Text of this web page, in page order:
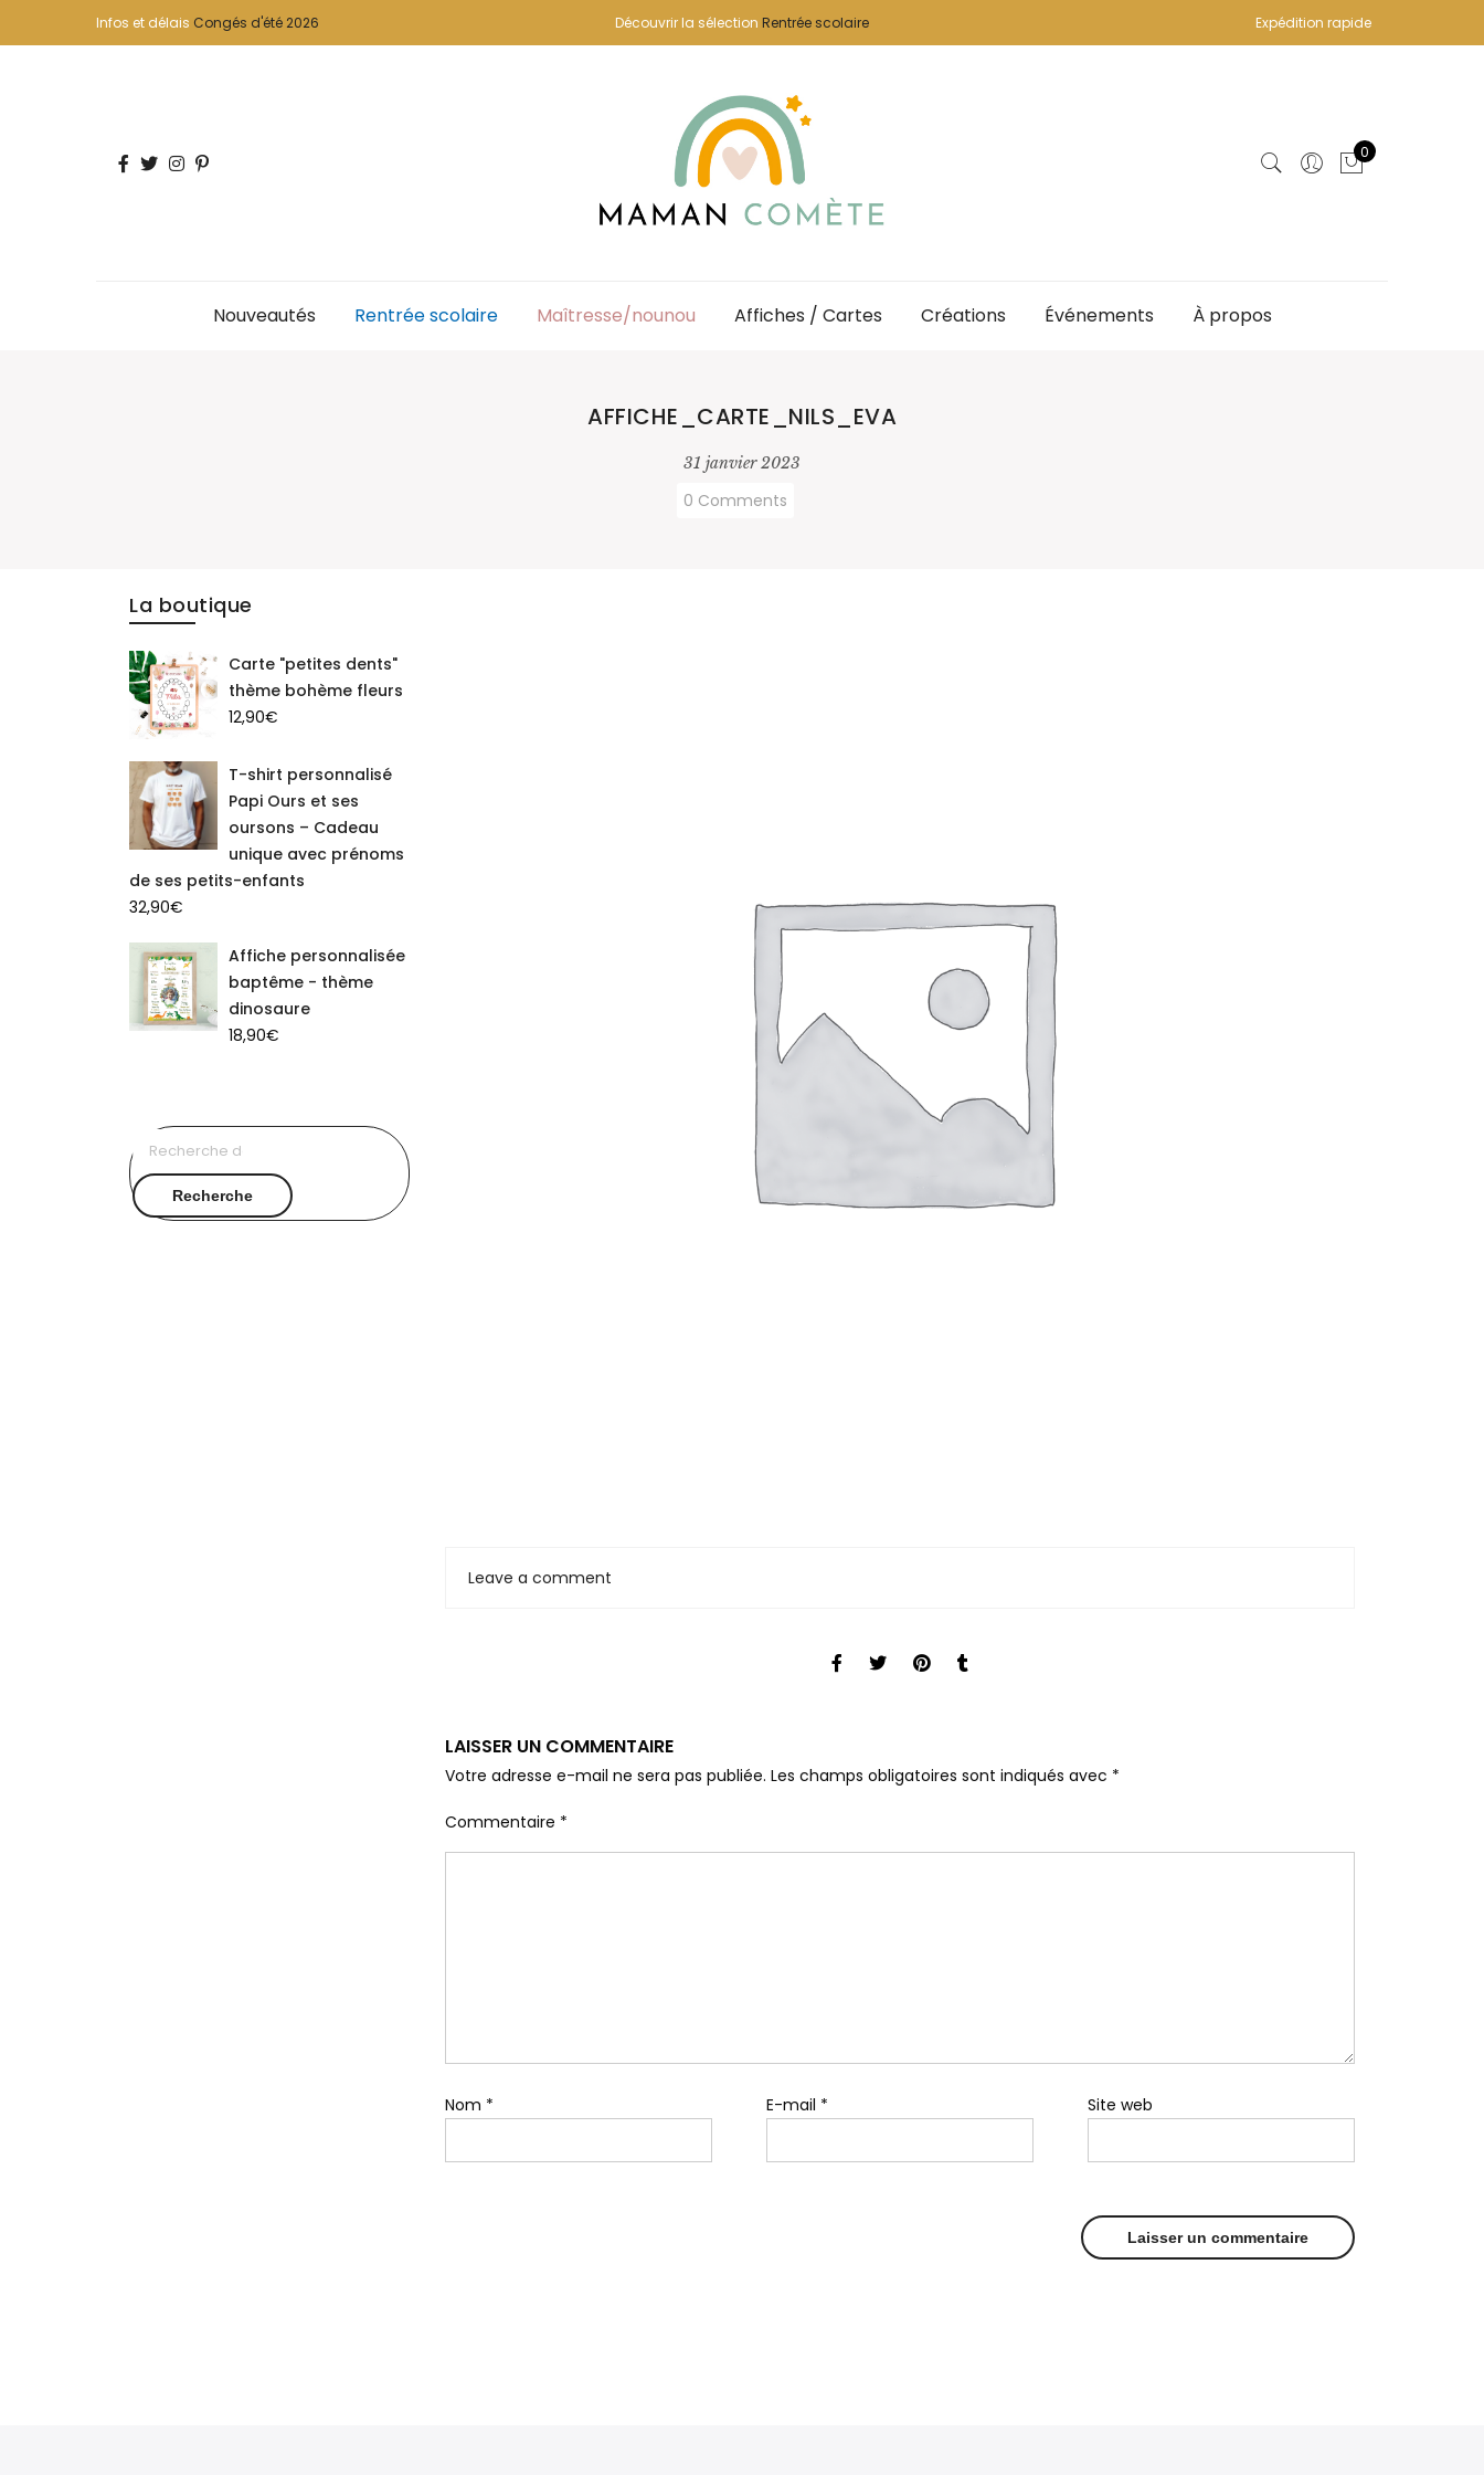
Infos et délais Congés d'été 2026 Découvrir la sélection Rentrée scolaire Expédition rapide
0
Nouveautés Rentrée scolaire Maîtresse/nounou Affiches / Cartes Créations Événements À propos
AFFICHE_CARTE_NILS_EVA
31 janvier 2023
0 Comments
Leave a comment
LAISSER UN COMMENTAIRE
Votre adresse e-mail ne sera pas publiée. Les champs obligatoires sont indiqués avec *
Commentaire *
Nom * E-mail * Site web
La boutique
Carte "petites dents"
thème bohème fleurs
12,90€
T-shirt personnalisé
Papi Ours et ses
oursons – Cadeau
unique avec prénoms
de ses petits-enfants
32,90€
Affiche personnalisée
baptême - thème
dinosaure
18,90€
pour :
Recherche